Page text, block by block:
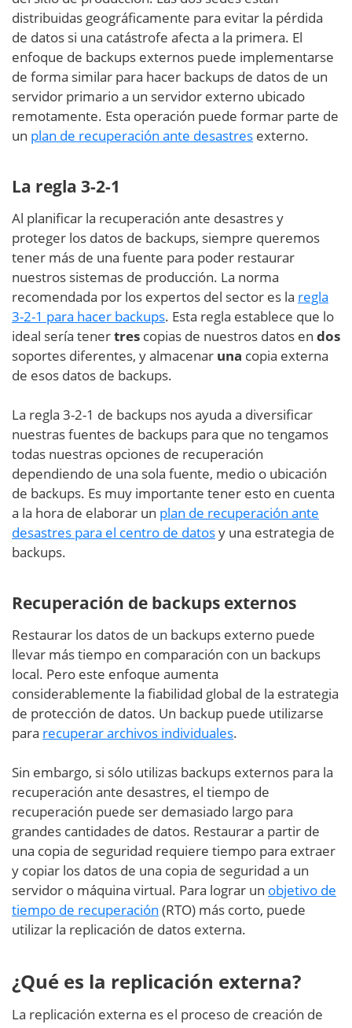
distribuidas geográficamente para evitar la pérdida
de datos si una catástrofe afecta a la primera. El
enfoque de backups externos puede implementarse
de forma similar para hacer backups de datos de un
servidor primario a un servidor externo ubicado
remotamente. Esta operación puede formar parte de
un plan de recuperación ante desastres externo.
La regla 3-2-1
Al planificar la recuperación ante desastres y
proteger los datos de backups, siempre queremos
tener más de una fuente para poder restaurar
nuestros sistemas de producción. La norma
recomendada por los expertos del sector es la regla
3-2-1 para hacer backups. Esta regla establece que lo
ideal sería tenertres copias de nuestros datos en dos
soportes diferentes, y almacenar una copia externa
de esos datos de backups.
La regla 3-2-1 de backups nos ayuda a diversificar
nuestras fuentes de backups para que no tengamos
todas nuestras opciones de recuperación
dependiendo de una sola fuente, medio o ubicación
de backups. Es muy importante tener esto en cuenta
a la hora de elaborar un plan de recuperación ante
desastres para el centro de datosy una estrategia de
backups.
Recuperación de backups externos
Restaurar los datos de un backups externo puede
llevar más tiempo en comparación con un backups
local. Pero este enfoque aumenta
considerablemente la fiabilidad global de la estrategia
de protección de datos. Un backup puede utilizarse
para recuperar archivos individuales.
Sin embargo, si sólo utilizas backups externos para la
recuperación ante desastres, el tiempo de
recuperación puede ser demasiado largo para
grandes cantidades de datos. Restaurar a partir de
una copia de seguridad requiere tiempo para extraer
y copiar los datos de una copia de seguridad a un
servidor o máquina virtual. Para lograr un objetivo de
tiempo de recuperación (RTO) más corto, puede
utilizar la replicación de datos externa.
¿Qué es la replicación externa?
La replicación externa es el proceso de creación de